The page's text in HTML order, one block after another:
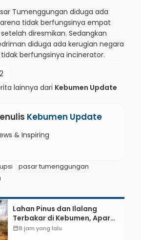
Tumenggungan diduga ada
tidak berfungsinya empat
diresmikan. Sedangkan
diduga ada kerugian negara
berfungsinya incinerator.
lainnya dari Kebumen Update
Kebumen Update
& Inspiring
pasar tumenggungan
Lahan Pinus dan Ilalang
Terbakar di Kebumen, Aparat
dan Warga Padamkan Api
calendar_month8 jam yang lalu